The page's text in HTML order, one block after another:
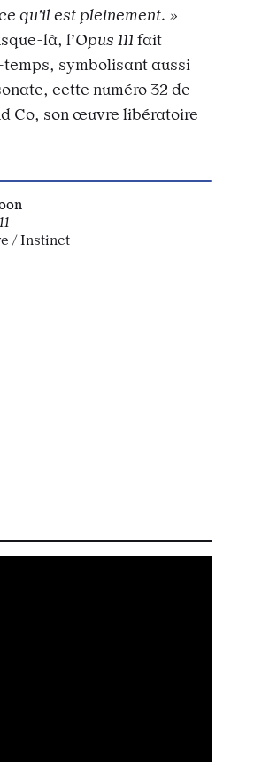
qu’il est pleinement. »
là, l’Opus 111 fait
symbolisant aussi
cette numéro 32 de
Co, son œuvre libératoire
/ Instinct